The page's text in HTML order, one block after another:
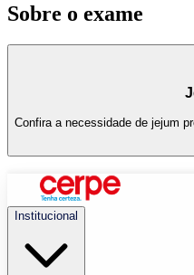
Sobre o exame
Confira a necessidade de jejum
Institucional